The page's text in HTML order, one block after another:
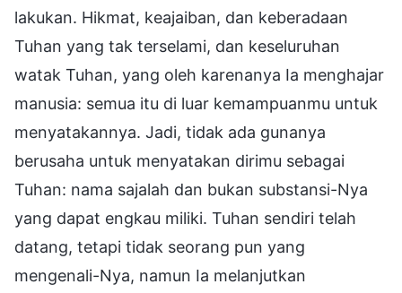
lakukan. Hikmat, keajaiban, dan keberadaan
Tuhan yang tak terselami, dan keseluruhan
watak Tuhan, yang oleh karenanya Ia menghajar
manusia: semua itu di luar kemampuanmu untuk
menyatakannya. Jadi, tidak ada gunanya
berusaha untuk menyatakan dirimu sebagai
Tuhan: nama sajalah dan bukan substansi-Nya
yang dapat engkau miliki. Tuhan sendiri telah
datang, tetapi tidak seorang pun yang
mengenali-Nya, namun Ia melanjutkan